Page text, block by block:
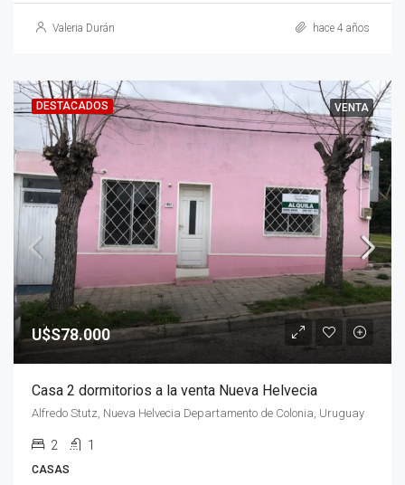
Valeria Durán hace 4 años
DESTACADOS VENTA
U$S78.000
Casa 2 dormitorios a la venta Nueva Helvecia
Alfredo Stutz, Nueva Helvecia Departamento de Colonia, Uruguay
2 1
CASAS